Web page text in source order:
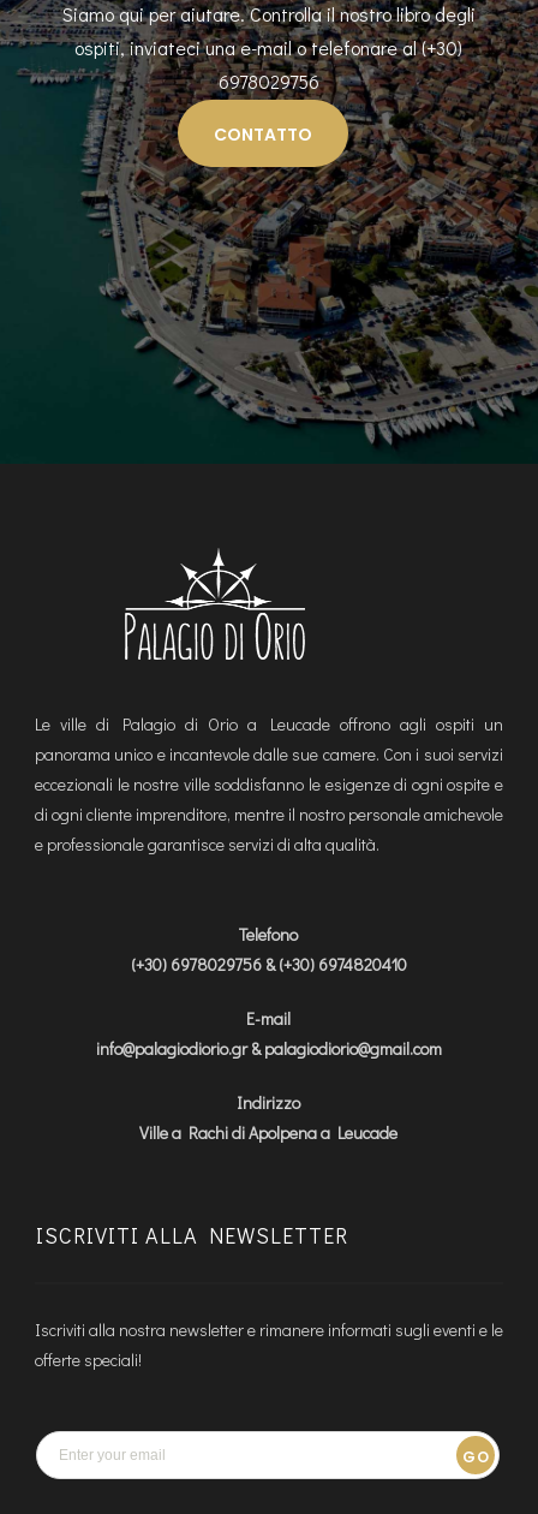
Siamo qui per aiutare. Controlla il nostro libro degli
ospiti, inviateci una e-mail o telefonare al (+30)
6978029756
CONTATTO
Le ville di Palagio di Orio a Leucade offrono agli ospiti un
panorama unico e incantevole dalle sue camere. Con i suoi servizi
eccezionali le nostre ville soddisfanno le esigenze di ogni ospite e
di ogni cliente imprenditore, mentre il nostro personale amichevole
e professionale garantisce servizi di alta qualità.
Telefono
(+30) 6978029756 & (+30) 6974820410
E-mail
info@palagiodiorio.gr & palagiodiorio@gmail.com
Indirizzo
Ville a Rachi di Apolpena a Leucade
ISCRIVITI ALLA NEWSLETTER
Iscriviti alla nostra newsletter e rimanere informati sugli eventi e le
offerte speciali!
GO